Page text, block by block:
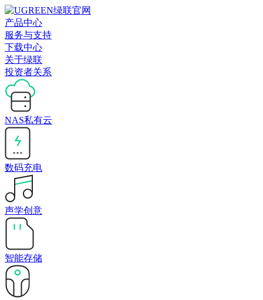
产品中心
服务与支持
下载中心
关于绿联
投资者关系
NAS私有云
数码充电
声学创意
智能存储